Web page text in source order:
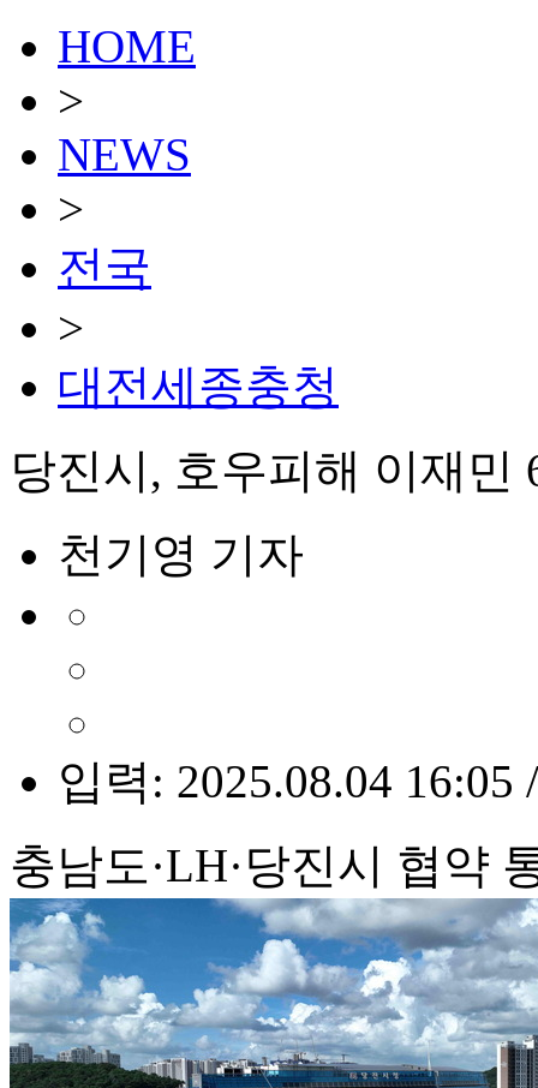
HOME
>
NEWS
>
전국
>
대전세종충청
당진시, 호우피해 이재민
천기영 기자
입력: 2025.08.04 16:05
충남도·LH·당진시 협약